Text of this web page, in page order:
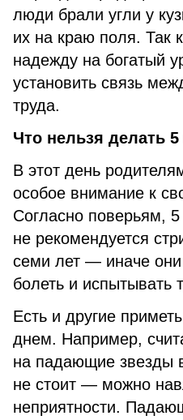
люди брали угли у
их на краю поля. Так
надежду на богатый
установить связь
труда.
Что нельзя делать
В этот день
особое внимание к
Согласно поверьям,
не рекомендуется
семи лет — иначе они
болеть и испытывать
Есть и другие
днем. Например,
на падающие звезды
не стоит — можно
неприятности.